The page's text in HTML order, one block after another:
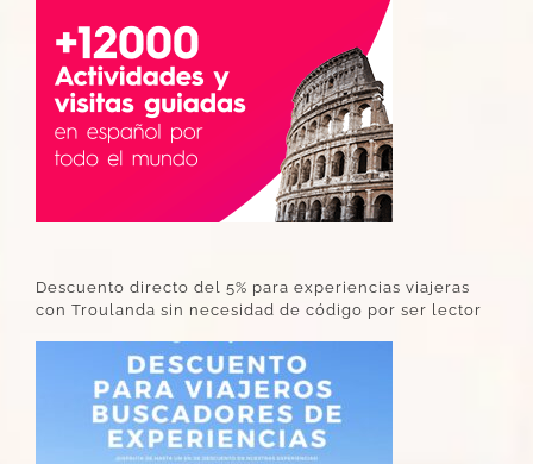
Descuento directo del 5% para experiencias viajeras
con Troulanda sin necesidad de código por ser lector